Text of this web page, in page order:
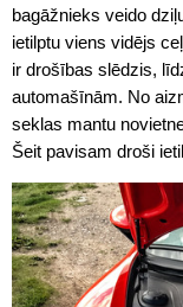
bagāžnieks veido
ietilptu viens vidējs
ir drošības slēdzis,
automašīnām. No
seklas mantu
Šeit pavisam droši